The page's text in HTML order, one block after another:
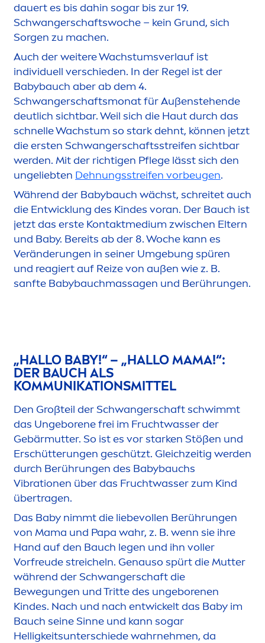
dauert es bis dahin sogar bis zur 19.
Schwangerschaftswoche – kein Grund, sich
Sorgen zu machen.
Auch der weitere Wachstumsverlauf ist
individuell verschieden. In der Regel ist der
Babybauch aber ab dem 4.
Schwangerschaftsmonat für Außenstehende
deutlich sichtbar. Weil sich die Haut durch das
schnelle Wachstum so stark dehnt, können jetzt
die ersten Schwangerschaftsstreifen sichtbar
werden. Mit der richtigen Pflege lässt sich den
ungeliebten Dehnungsstreifen vorbeugen.
Während der Babybauch wächst, schreitet auch
die Entwicklung des Kindes voran. Der Bauch ist
jetzt das erste Kontaktmedium zwischen Eltern
und Baby. Bereits ab der 8. Woche kann es
Veränderungen in seiner Umgebung spüren
und reagiert auf Reize von außen wie z. B.
sanfte Babybauchmassagen und Berührungen.
„HALLO BABY!“ – „HALLO MAMA!“:
DER BAUCH ALS
KOMMUNIKATIONSMITTEL
Den Großteil der Schwangerschaft schwimmt
das Ungeborene frei im Fruchtwasser der
Gebärmutter. So ist es vor starken Stößen und
Erschütterungen geschützt. Gleichzeitig werden
durch Berührungen des Babybauchs
Vibrationen über das Fruchtwasser zum Kind
übertragen.
Das Baby nimmt die liebevollen Berührungen
von Mama und Papa wahr, z. B. wenn sie ihre
Hand auf den Bauch legen und ihn voller
Vorfreude streicheln. Genauso spürt die Mutter
während der Schwangerschaft die
Bewegungen und Tritte des ungeborenen
Kindes. Nach und nach entwickelt das Baby im
Bauch seine Sinne und kann sogar
Helligkeitsunterschiede wahrnehmen, da